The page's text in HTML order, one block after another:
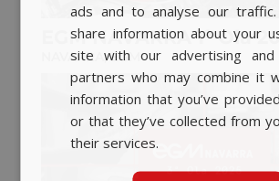
EGM NAVARRA 1ª Ola
NAVARRA ,EGM
ads and to analyse our
share information about your
site with our advertising and
partners who may combine it
information that you’ve
or that they’ve collected from
their services.